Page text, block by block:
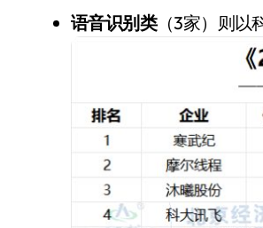
语音识别类（3家）则以